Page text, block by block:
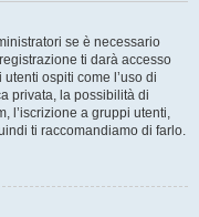
se è necessario
ti darà accesso
ospiti come l’uso di
privata, la possibilità di
l’iscrizione a gruppi utenti,
ti raccomandiamo di farlo.